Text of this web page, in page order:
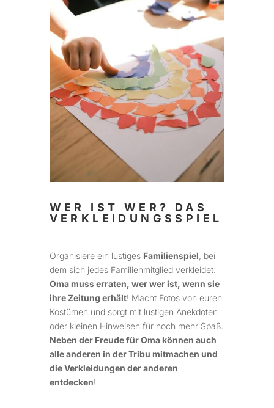
WER IST WER? DAS
VERKLEIDUNGSSPIEL
Organisiere ein lustiges Familienspiel , bei
dem sich jedes Familienmitglied verkleidet:
Oma muss erraten, wer wer ist, wenn sie
ihre Zeitung erhält! Macht Fotos von euren
Kostümen und sorgt mit lustigen Anekdoten
oder kleinen Hinweisen für noch mehr Spaß.
Neben der Freude für Oma können auch
alle anderen in der Tribu mitmachen und
die Verkleidungen der anderen
entdecken!